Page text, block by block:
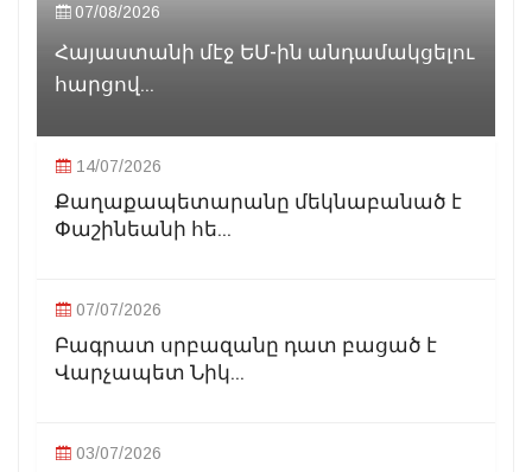
07/08/2026
Հայաստանի մէջ ԵՄ-ին անդամակցելու
հարցով...
14/07/2026
Քաղաքապետարանը մեկնաբանած է
Փաշինեանի հե...
07/07/2026
Բագրատ սրբազանը դատ բացած է
Վարչապետ Նիկ...
03/07/2026